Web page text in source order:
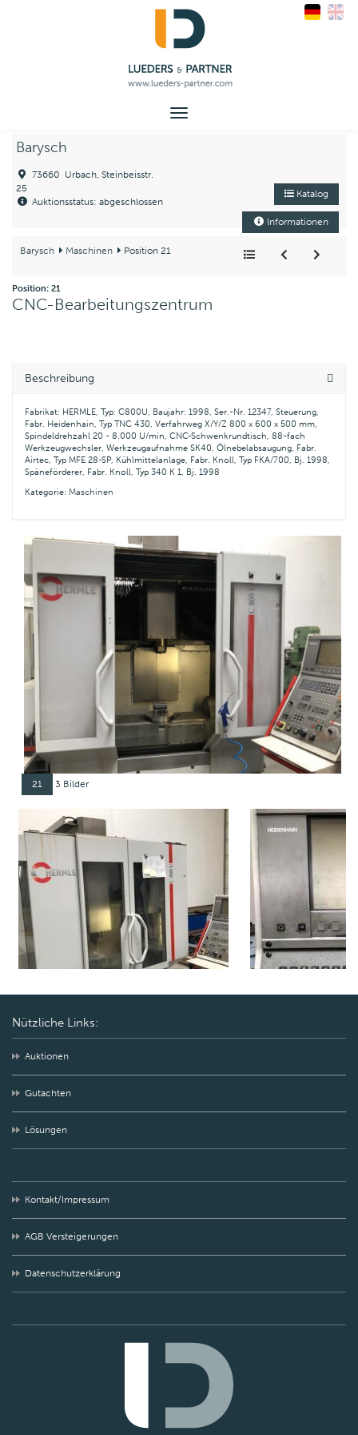
Toggle
Barysch
73660 Urbach, Steinbeisstr.
25
Auktionsstatus: abgeschlossen
Katalog
Informationen
Barysch Maschinen Position 21
Position: 21
CNC-Bearbeitungszentrum
Beschreibung
Fabrikat: HERMLE, Typ: C800U, Baujahr: 1998, Ser.-Nr. 12347, Steuerung,
Fabr. Heidenhain, Typ TNC 430, Verfahrweg X/Y/Z 800 x 600 x 500 mm,
Spindeldrehzahl 20 - 8.000 U/min, CNC-Schwenkrundtisch, 88-fach
Werkzeugwechsler, Werkzeugaufnahme SK40, Ölnebelabsaugung, Fabr.
Airtec, Typ MFE 28-SP, Kühlmittelanlage, Fabr. Knoll, Typ FKA/700, Bj. 1998,
Späneförderer, Fabr. Knoll, Typ 340 K 1, Bj. 1998
Kategorie: Maschinen
21 3 Bilder
Nützliche Links:
Auktionen
Gutachten
Lösungen
Kontakt/Impressum
AGB Versteigerungen
Datenschutzerklärung